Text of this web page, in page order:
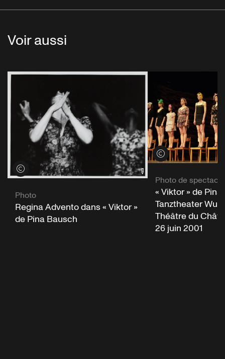
Voir aussi
Voir les crédits
Photo
Regina Advento dans « Viktor »
de Pina Bausch
Voir les crédits
Photo de spectacle
« Viktor » de
Tanztheater
Théâtre du
26 juin 2001